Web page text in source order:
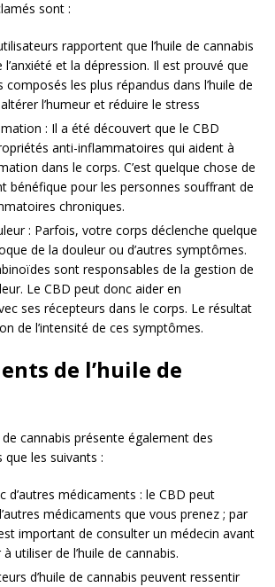
sont :
rapportent que l’huile de cannabis
l’anxiété et la dépression. Il est prouvé que
composés les plus répandus dans l’huile de
l’humeur et réduire le stress
: Il a été découvert que le CBD
anti-inflammatoires qui aident à
dans le corps. C’est quelque chose de
bénéfique pour les personnes souffrant de
chroniques.
: Parfois, votre corps déclenche quelque
de la douleur ou d’autres symptômes.
sont responsables de la gestion de
Le CBD peut donc aider en
ses récepteurs dans le corps. Le résultat
de l’intensité de ces symptômes.
de l’huile de
de cannabis présente également des
les suivants :
d’autres médicaments : le CBD peut
médicaments que vous prenez ; par
important de consulter un médecin avant
utiliser de l’huile de cannabis.
d’huile de cannabis peuvent ressentir